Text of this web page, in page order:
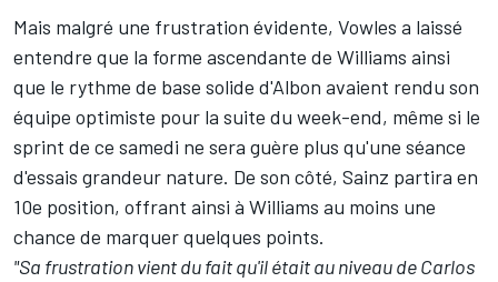
Mais malgré une frustration évidente, Vowles a laissé
entendre que la forme ascendante de Williams ainsi
que le rythme de base solide d'Albon avaient rendu son
équipe optimiste pour la suite du week-end, même si le
sprint de ce samedi ne sera guère plus qu'une séance
d'essais grandeur nature. De son côté, Sainz partira en
10e position, offrant ainsi à Williams au moins une
chance de marquer quelques points.
"Sa frustration vient du fait qu'il était au niveau de Carlos